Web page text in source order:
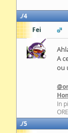
4
Fei
A
ou
In
5